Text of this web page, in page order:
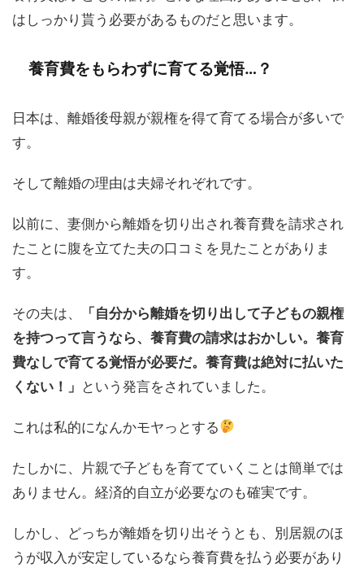
はしっかり貰う必要があるものだと思います。
養育費をもらわずに育てる覚悟…？
日本は、離婚後母親が親権を得て育てる場合が多いで
す。
そして離婚の理由は夫婦それぞれです。
以前に、妻側から離婚を切り出され養育費を請求され
たことに腹を立てた夫の口コミを見たことがありま
す。
その夫は、
「自分から離婚を切り出して子どもの親権
を持つって言うなら、養育費の請求はおかしい。養育
費なしで育てる覚悟が必要だ。養育費は絶対に払いた
くない！」 という発言をされていました。
これは私的になんかモヤっとする
たしかに、片親で子どもを育てていくことは簡単では
ありません。経済的自立が必要なのも確実です。
しかし、どっちが離婚を切り出そうとも、別居親のほ
うが収入が安定しているなら養育費を払う必要があり